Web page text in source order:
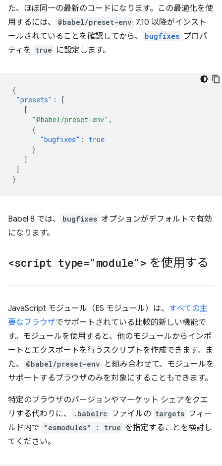
た、ほぼ同一の最新のコードになります。この最適化を使
用するには、
@babel/preset-env 7.10 以降がインスト
ールされていることを確認してから、
bugfixes プロパ
ティを true に設定します。
{
"presets" :
[
[
"@babel/preset-env" ,
{
"bugfixes" :
true
}
]
]
}
Babel 8 では、 bugfixes オプションがデフォルトで有効
になります。
<script type="module"> を使用する
JavaScript モジュール（ES モジュール）は、 すべての主
要なブラウザでサポートされている比較的新しい機能で
す。モジュールを使用すると、他のモジュールからインポ
ートとエクスポートを行うスクリプトを作成できます。ま
た、
@babel/preset-env
と組み合わせて、モジュールを
サポートするブラウザのみを対象にすることもできます。
特定のブラウザのバージョンやマーケット シェアをクエ
リする代わりに、
.babelrc ファイルの targets フィー
ルド内で "esmodules" : true を指定することを検討し
てください。